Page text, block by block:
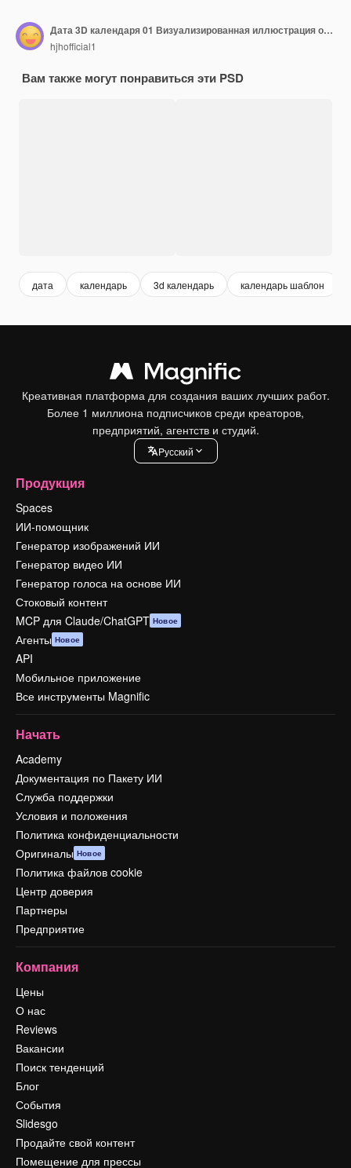
Дата 3D календаря 01 Визуализированная иллюстрация объекта
hjhofficial1
Вам также могут понравиться эти PSD
дата календарь 3d календарь календарь шаблон
Креативная платформа для создания ваших лучших работ.
Более 1 миллиона подписчиков среди креаторов,
предприятий, агентств и студий.
Pусский
Продукция
Spaces
ИИ-помощник
Генератор изображений ИИ
Генератор видео ИИ
Генератор голоса на основе ИИ
Стоковый контент
MCP для Claude/ChatGPT Новое
Агенты Новое
API
Мобильное приложение
Все инструменты Magnific
Начать
Academy
Документация по Пакету ИИ
Служба поддержки
Условия и положения
Политика конфиденциальности
Оригиналы Новое
Политика файлов cookie
Центр доверия
Партнеры
Предприятие
Компания
Цены
О нас
Reviews
Вакансии
Поиск тенденций
Блог
События
Slidesgo
Продайте свой контент
Помещение для прессы